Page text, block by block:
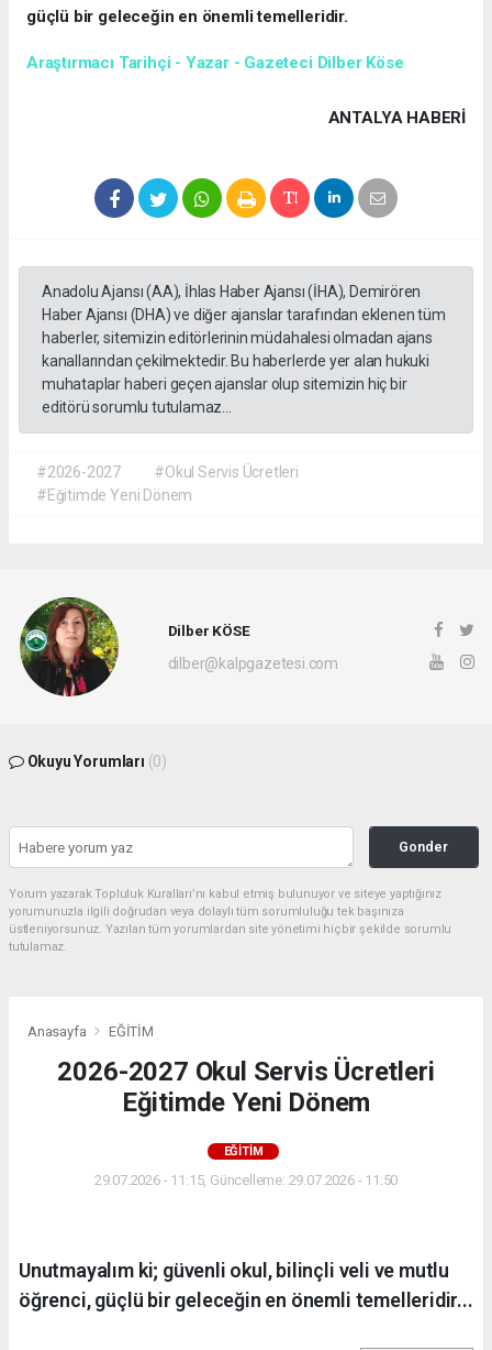
güçlü bir geleceğin en önemli temelleridir.
Araştırmacı Tarihçi - Yazar - Gazeteci Dilber Köse
ANTALYA HABERİ
Anadolu Ajansı (AA), İhlas Haber Ajansı (İHA), Demirören
Haber Ajansı (DHA) ve diğer ajanslar tarafından eklenen tüm
haberler, sitemizin editörlerinin müdahalesi olmadan ajans
kanallarından çekilmektedir. Bu haberlerde yer alan hukuki
muhataplar haberi geçen ajanslar olup sitemizin hiç bir
editörü sorumlu tutulamaz...
#2026-2027
#Okul Servis Ücretleri
#Eğitimde Yeni Dönem
Dilber KÖSE
dilber@kalpgazetesi.com
Okuyu Yorumları (0)
Gonder
Yorum yazarak Topluluk Kuralları’nı kabul etmiş bulunuyor ve siteye yaptığınız
yorumunuzla ilgili doğrudan veya dolaylı tüm sorumluluğu tek başınıza
üstleniyorsunuz. Yazılan tüm yorumlardan site yönetimi hiçbir şekilde sorumlu
tutulamaz.
Anasayfa EĞİTİM
2026-2027 Okul Servis Ücretleri
Eğitimde Yeni Dönem
EĞİTİM
29.07.2026 - 11:15, Güncelleme: 29.07.2026 - 11:50
Unutmayalım ki; güvenli okul, bilinçli veli ve mutlu
öğrenci, güçlü bir geleceğin en önemli temelleridir...